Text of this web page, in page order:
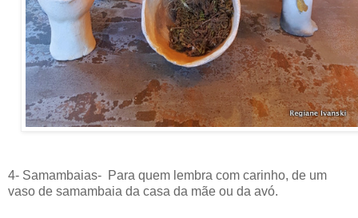
4- Samambaias- Para quem lembra com carinho, de um
vaso de samambaia da casa da mãe ou da avó.